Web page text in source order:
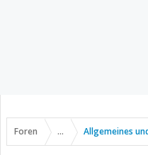
Foren ... Allgemeines